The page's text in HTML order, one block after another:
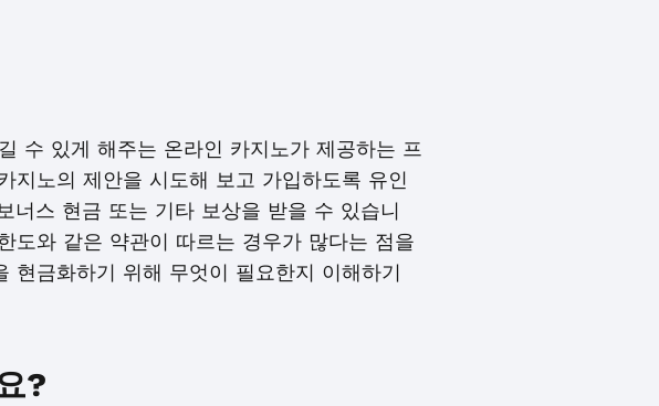
수 있게 해주는 온라인 카지노가 제공하는 프
지노의 제안을 시도해 보고 가입하도록 유인
너스 현금 또는 기타 보상을 받을 수 있습니
도와 같은 약관이 따르는 경우가 많다는 점을
현금화하기 위해 무엇이 필요한지 이해하기
?